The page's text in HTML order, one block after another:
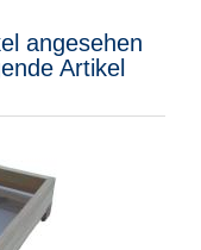
angesehen
Artikel